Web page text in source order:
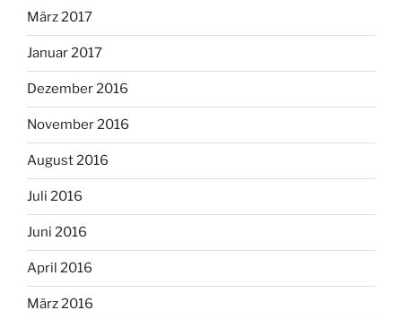
März 2017
Januar 2017
Dezember 2016
November 2016
August 2016
Juli 2016
Juni 2016
April 2016
März 2016